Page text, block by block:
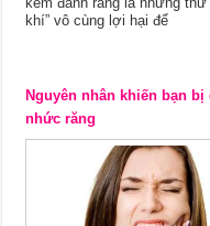
khí” vô cùng lợi hại để
Nguyên nhân khiến bạn bị
nhức răng